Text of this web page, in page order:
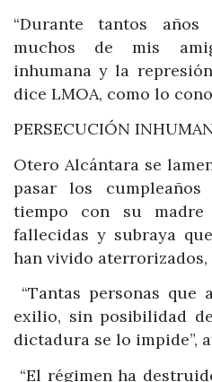
“Durante tantos
muchos de mis
inhumana y la
dice LMOA, como lo
PERSECUCIÓN
Otero Alcántara se
pasar los
tiempo con su
fallecidas y subraya
han vivido aterrorizados,
“Tantas personas que
exilio, sin posibilidad
dictadura se lo impide”,
“El régimen ha